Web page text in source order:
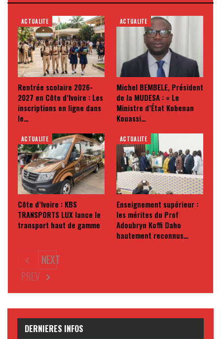
ACTUALITE
Rentrée scolaire 2026-
2027 en Côte d’Ivoire : Les
inscriptions en ligne dans
le…
ACTUALITE
Michel BEMBELE, Président
de la MUDESA : « Le
Ministre d’État Kobenan
Kouassi…
ACTUALITE
Côte d’Ivoire : KBS
TRANSPORTS LUX lance le
transport haut de gamme
ACTUALITE
Enseignement supérieur :
les mérites du Prof
Adoubryn Koffi Daho
hautement reconnus…
PREV
NEXT
DERNIERES INFOS